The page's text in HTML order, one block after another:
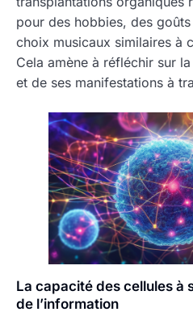
pour des hobbies, des
choix musicaux similaires à
Cela amène à réfléchir sur
et de ses manifestations à
La capacité des cellules à
de l’information